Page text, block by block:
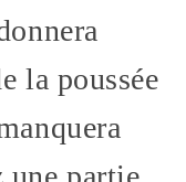
la poussée